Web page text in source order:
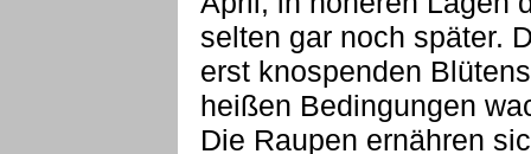
selten gar noch später.
erst knospenden
heißen Bedingungen
Die Raupen ernähren